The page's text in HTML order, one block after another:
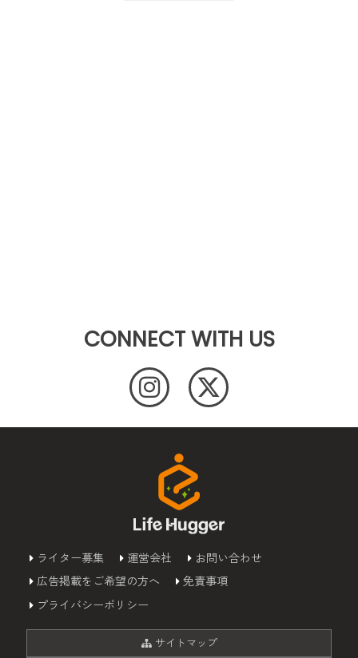
CONNECT WITH US
ライター募集 運営会社
お問い合わせ
広告掲載をご希望の方へ
免責事項
プライバシーポリシー
サイトマップ